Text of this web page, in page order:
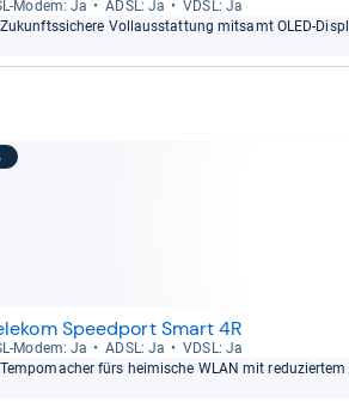
​Modem: Ja ADSL: Ja
VDSL: Ja
Zukunfts­si­chere Vollaus­stat­tung mit­samt OLED-​
Speedport Smart 4R
​Modem: Ja ADSL: Ja
VDSL: Ja
Tem­po­ma­cher fürs hei­mi­sche WLAN mit